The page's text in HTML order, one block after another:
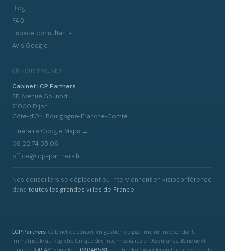
Blog
FAQ
Espace consultants
Avis Google
OÙ NOUS TROUVER
Cabinet LCP Partners
3B Avenue Gounod
21000 Dijon
Côte-d'Or · Bourgogne-Franche-Comté
Itinéraire Google Maps →
06 22 74 35 06
office@lcp-partners.fr
Nos conseillers se déplacent ou interviennent en visioconférence
dans toutes les grandes villes de France.
LCP Partners , Cabinet de conseil en gestion de patrimoine indépendant,
immatriculé au Registre Unique des Intermédiaires en Assurance, Banque et